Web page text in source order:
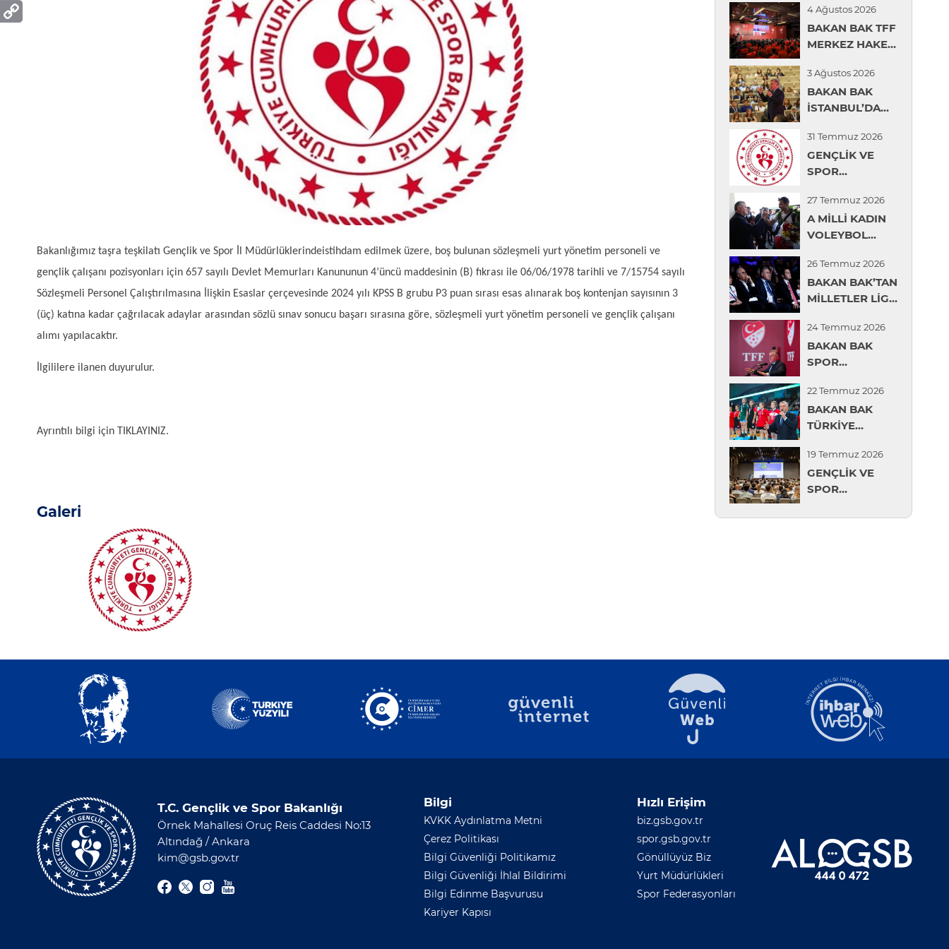
Bakanlığımız taşra teşkilatı Gençlik ve Spor İl Müdürlüklerindeistihdam edilmek üzere, boş bulunan sözleşmeli yurt yönetim personeli ve
gençlik çalışanı pozisyonları için 657 sayılı Devlet Memurları Kanununun 4’üncü maddesinin (B) fıkrası ile 06/06/1978 tarihli ve 7/15754 sayılı
Sözleşmeli Personel Çalıştırılmasına İlişkin Esaslar çerçevesinde 2024 yılı KPSS B grubu P3 puan sırası esas alınarak boş kontenjan sayısının 3
(üç) katına kadar çağrılacak adaylar arasından sözlü sınav sonucu başarı sırasına göre, sözleşmeli yurt yönetim personeli ve gençlik çalışanı
alımı yapılacaktır.
İlgililere ilanen duyurulur.
Ayrıntılı bilgi için TIKLAYINIZ.
Galeri
4 Ağustos 2026
BAKAN BAK TFF
MERKEZ HAKEM
SEMİNERİNDE
KONUŞTU
3 Ağustos 2026
BAKAN BAK
İSTANBUL’DA
BİR ARAYA
GELDİ
31 Temmuz 2026
GENÇLİK VE
SPOR
GENÇLERİN
ÜNİVERSİTE
TERCİHLERİNDE
REHBERLİK
DESTEĞİ
27 Temmuz 2026
A MİLLİ KADIN
VOLEYBOL
KARŞILAMA
TÖRENİ
DÜZENLENDİ
26 Temmuz 2026
BAKAN BAK’TAN
MİLLETLER LİGİ
MİLLİ KADIN
VOLEYBOL
TAKIMI’NA
24 Temmuz 2026
BAKAN BAK
SPOR
DEĞERLENDİRME
TOPLANTISI'NDA
KONUŞTU
22 Temmuz 2026
BAKAN BAK
TÜRKİYE
GÜREŞ
ŞAMPİYONASI'NI
İZLEDİ
19 Temmuz 2026
GENÇLİK VE
SPOR
AVRUPA SPOR
T.C. Gençlik ve Spor Bakanlığı
Örnek Mahallesi Oruç Reis Caddesi No:13
Altındağ / Ankara
kim@gsb.gov.tr
Bilgi
KVKK Aydınlatma Metni
Çerez Politikası
Bilgi Güvenliği Politikamız
Bilgi Güvenliği İhlal Bildirimi
Bilgi Edinme Başvurusu
Kariyer Kapısı
Hızlı Erişim
biz.gsb.gov.tr
spor.gsb.gov.tr
Gönüllüyüz Biz
Yurt Müdürlükleri
Spor Federasyonları